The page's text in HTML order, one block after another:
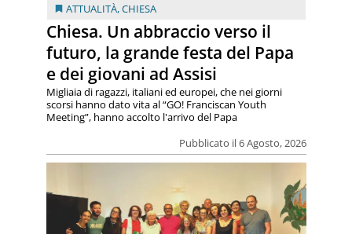
ATTUALITÀ,CHIESA
Chiesa. Un abbraccio verso il
futuro, la grande festa del Papa
e dei giovani ad Assisi
Pubblicato il 6 Agosto, 2026
Migliaia di ragazzi, italiani ed europei, che nei giorni
scorsi hanno dato vita al “GO! Franciscan Youth
Meeting”, hanno accolto l'arrivo del Papa